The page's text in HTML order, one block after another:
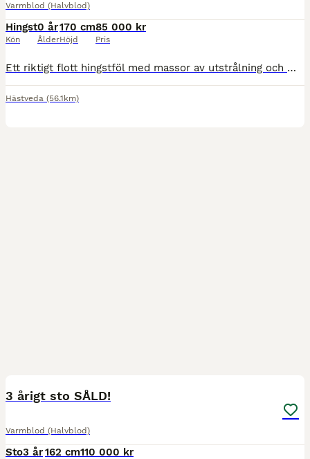
Varmblod (Halvblod)
Hingst
Kön
0 år
Ålder
170 cm
Höjd
85 000 kr
Pris
Ett riktigt flott hingstföl med massor av utstrålning och modern sporthästtyp. Tre mycket bra gångarter, fyra vita ben, stor bläs och bukfläck. Beräknas bli ca 170 cm. e. JJ Toodle-oo u. Droom’s Jul
Hästveda (56.1km)
3 årigt sto SÅLD!
Varmblod (Halvblod)
Sto3 år162 cm110 000 kr